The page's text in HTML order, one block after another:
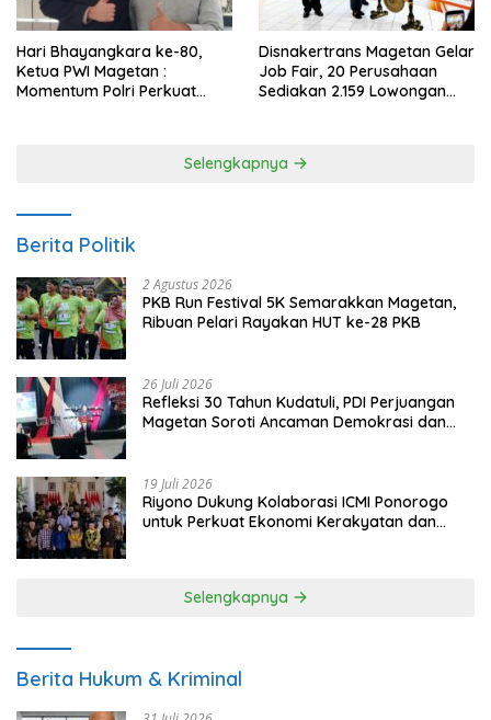
Hari Bhayangkara ke-80,
Ketua PWI Magetan :
Momentum Polri Perkuat
Disnakertrans Magetan Gelar
Job Fair, 20 Perusahaan
Sediakan 2.159 Lowongan
Selengkapnya
Berita Politik
2 Agustus 2026
PKB Run Festival 5K Semarakkan Magetan,
Ribuan Pelari Rayakan HUT ke-28 PKB
26 Juli 2026
Refleksi 30 Tahun Kudatuli, PDI Perjuangan
Magetan Soroti Ancaman Demokrasi dan
19 Juli 2026
Riyono Dukung Kolaborasi ICMI Ponorogo
untuk Perkuat Ekonomi Kerakyatan dan
Selengkapnya
Berita Hukum & Kriminal